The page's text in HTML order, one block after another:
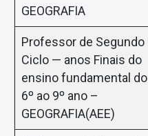
GEOGRAFIA
Professor de Segundo
Ciclo — anos Finais do
ensino fundamental do
6º ao 9º ano –
GEOGRAFIA(AEE)